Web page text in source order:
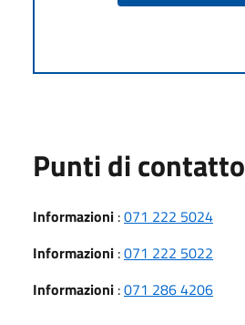
Punti di contatto
Informazioni :071 222 5024
Informazioni :071 222 5022
Informazioni :071 286 4206